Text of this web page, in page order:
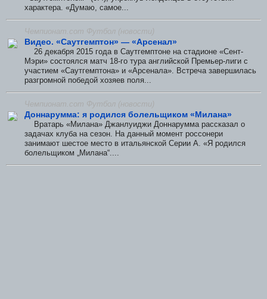
характера. «Думаю, самое...
Чемпионат.com Футбол (новости)
Видео. «Саутгемптон» — «Арсенал»
26 декабря 2015 года в Саутгемптоне на стадионе «Сент-
Мэри» состоялся матч 18-го тура английской Премьер-лиги с
участием «Саутгемптона» и «Арсенала». Встреча завершилась
разгромной победой хозяев поля...
Чемпионат.com Футбол (новости)
Доннарумма: я родился болельщиком «Милана»
Вратарь «Милана» Джанлуиджи Доннарумма рассказал о
задачах клуба на сезон. На данный момент россонери
занимают шестое место в итальянской Серии А. «Я родился
болельщиком „Милана“....